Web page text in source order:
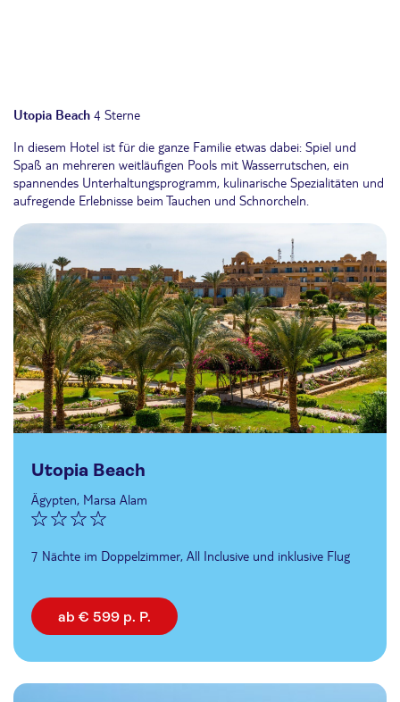
Utopia Beach 4 Sterne
In diesem Hotel ist für die ganze Familie etwas dabei: Spiel und
Spaß an mehreren weitläufigen Pools mit Wasserrutschen, ein
spannendes Unterhaltungsprogramm, kulinarische Spezialitäten und
aufregende Erlebnisse beim Tauchen und Schnorcheln.
Utopia Beach
Ägypten, Marsa Alam
7 Nächte im Doppelzimmer, All Inclusive und inklusive Flug
ab € 599 p. P.